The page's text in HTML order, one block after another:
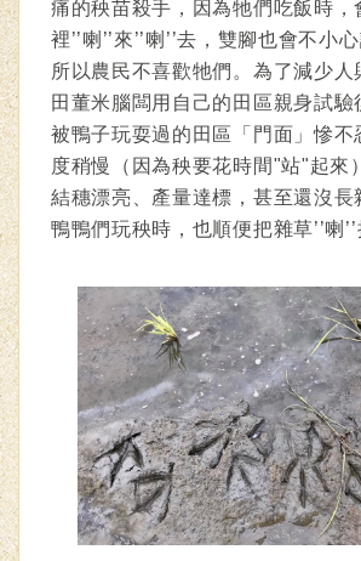
痛的秧苗殺手，因為牠們吃飯時，
裡’’喇’’來’’喇’’去，雙腳也會不小
所以農民不喜歡牠們。為了減少人
田董米腦闆用自己的田區親身試驗
被鴨子玩耍過的田區「門面」慘不
度稍慢（因為秧要花時間"站"起來
結穗漂亮、產量達標，甚至還沒長
鴨鴨們玩秧時，也順便把雜草’’喇’’